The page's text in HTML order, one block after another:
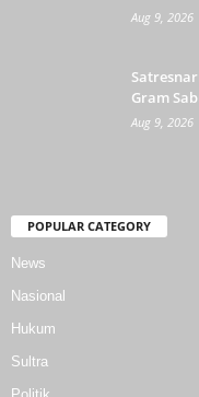
Aug 9, 2026
Gram
Aug 9, 2026
POPULAR CATEGORY
News
Nasional
Hukum
Sultra